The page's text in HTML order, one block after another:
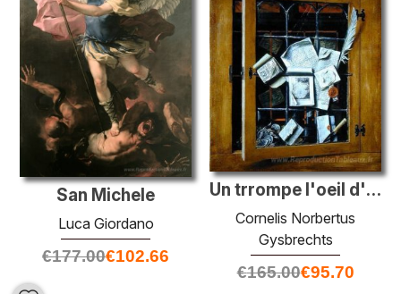
San Michele
Luca Giordano
€177.00€102.66
Un trrompe l'oeil d'une porte de placard glacée ouverte, avec de
Cornelis Norbertus
Gysbrechts
€165.00€95.70